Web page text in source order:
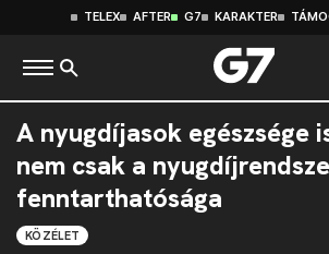
TELEX AFTER G7 KARAKTER
A nyugdíjasok egészsége
nem csak a
fenntarthatósága
KÖZÉLET